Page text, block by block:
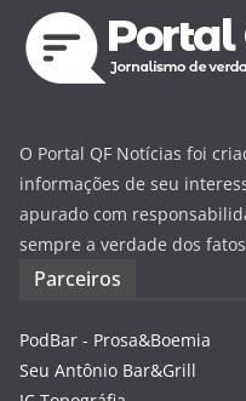
O Portal QF Notícias foi
informações de seu
apurado com
sempre a verdade dos
Parceiros
PodBar - Prosa&Boemia
Seu Antônio Bar&Grill